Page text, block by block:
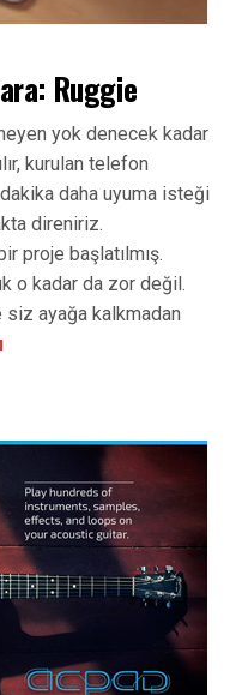
Ruggie
yok denecek kadar
kurulan telefon
daha uyuma isteği
direniriz.
proje başlatılmış.
o kadar da zor değil.
siz ayağa kalkmadan